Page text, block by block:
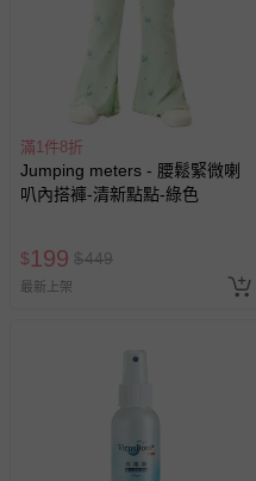
滿1件8折
Jumping meters - 腰鬆緊微喇
叭內搭褲-清新點點-綠色
$199 $449
最新上架